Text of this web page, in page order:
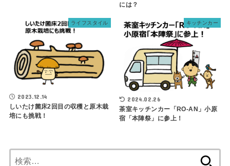
には？
ライフスタイル
2023.12.14
しいたけ菌床2回目の収穫と原木栽
培にも挑戦！
キッチンカー
2024.02.26
茶室キッチンカー「RO-AN」小原
宿「本陣祭」に参上！